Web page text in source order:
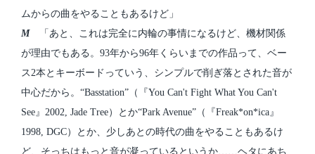
ムからの曲をやることもあるけど」
M「あと、これは完全に内輪の事情になるけど、機材関係
が理由でもある。93年から96年くらいまでの作品って、ベー
ス2本とキーボードっていう、シンプルで削ぎ落とされた音が
中心だから。“Basstation”（『You Can't Fight What You Can't
See』2002, Jade Tree）とか“Park Avenue”（『Freak*on*ica』
1998, DGC）とか、少しあとの時代の曲をやることもあるけ
ど、そっちはもっと音が凝っているというか……ヘタにあち